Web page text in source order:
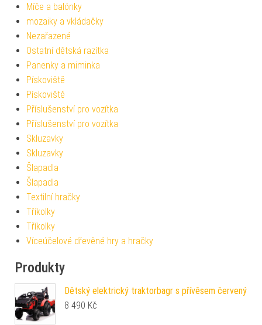
Míče a balónky
mozaiky a vkládačky
Nezařazené
Ostatní dětská razítka
Panenky a miminka
Pískoviště
Pískoviště
Příslušenství pro vozítka
Příslušenství pro vozítka
Skluzavky
Skluzavky
Šlapadla
Šlapadla
Textilní hračky
Tříkolky
Tříkolky
Víceúčelové dřevěné hry a hračky
Produkty
Dětský elektrický traktorbagr s přívěsem červený
8 490 Kč